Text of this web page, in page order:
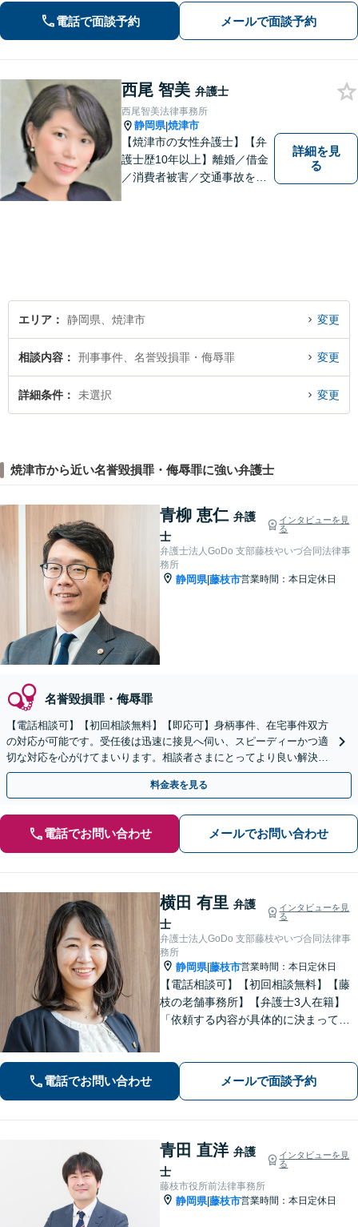
るよう、丁寧に説明して対応します
【焼津駅2分】【法テラス利用可能】
電話で面談予約 メールで面談予約
西尾 智美 弁護士
西尾智美法律事務所
静岡県|焼津市
【焼津市の女性弁護士】【弁
護士歴10年以上】離婚／借金
／消費者被害／交通事故を中
詳細を見
る
エリア 静岡県、焼津市 変更
相談内容 刑事事件、名誉毀損罪・侮辱罪 変更
詳細条件 未選択 変更
焼津市から近い名誉毀損罪・侮辱罪に強い弁護士
青柳 恵仁 弁護
士
インタビューを見
る
弁護士法人GoDo 支部藤枝やいづ合同法律事
務所
静岡県|藤枝市営業時間：本日定休日
名誉毀損罪・侮辱罪
【電話相談可】【初回相談無料】【即応可】身柄事件、在宅事件双方
の対応が可能です。受任後は迅速に接見へ伺い、スピーディーかつ適
切な対応を心がけてまいります。相談者さまにとってより良い解決が
実現できるよう、最善を尽くします
料金表を見る
電話でお問い合わせ メールでお問い合わせ
横田 有里 弁護
士
インタビューを見
る
弁護士法人GoDo 支部藤枝やいづ合同法律事
務所
静岡県|藤枝市営業時間：本日定休日
【電話相談可】【初回相談無料】【藤
枝の老舗事務所】【弁護士3人在籍】
「依頼する内容が具体的に決まってい
い。相続遺言、離婚問題、交通事故、
借金問題、債権回収など【夜間休日応
電話でお問い合わせ メールで面談予約
青田 直洋 弁護
士
インタビューを見
る
藤枝市役所前法律事務所
静岡県|藤枝市営業時間：本日定休日